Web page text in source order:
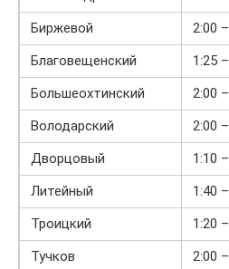
Биржевой
2:00
Благовещенский
1:25
Большеохтинский
2:00
Володарский
2:00
Дворцовый
1:10
Литейный
1:40
Троицкий
1:20
Тучков
2:00